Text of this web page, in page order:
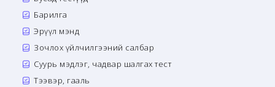
Барилга
Эрүүл мэнд
Зочлох үйлчилгээний салбар
Суурь мэдлэг, чадвар шалгах тест
Тээвэр, гааль